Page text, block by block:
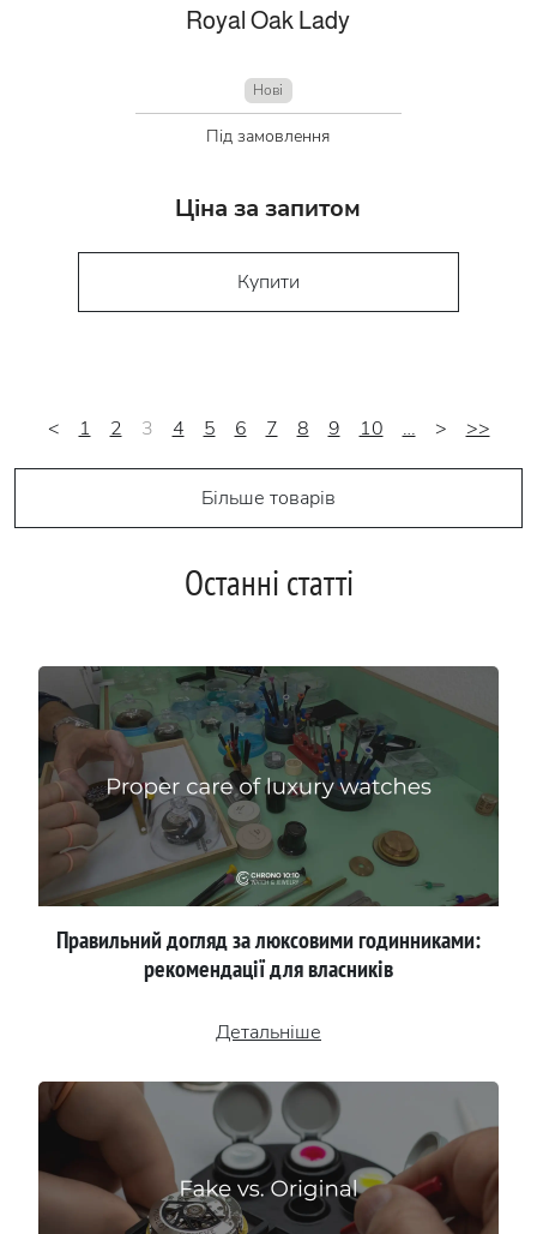
Royal Oak Lady
Нові
Під замовлення
Ціна за запитом
Купити
< 1 2 3 4 5 6 7 8 9 10 … > >>
Більше товарів
Останні статті
Правильний догляд за люксовими годинниками:
рекомендації для власників
Детальніше